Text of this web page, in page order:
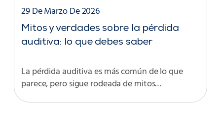
Mitos y verdades sobre la pérdida
auditiva: lo que debes saber
29 De Marzo De 2026
La pérdida auditiva es más común de lo que
parece, pero sigue rodeada de mitos…